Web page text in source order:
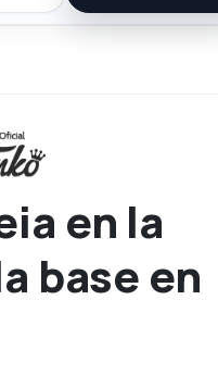
en la
base en